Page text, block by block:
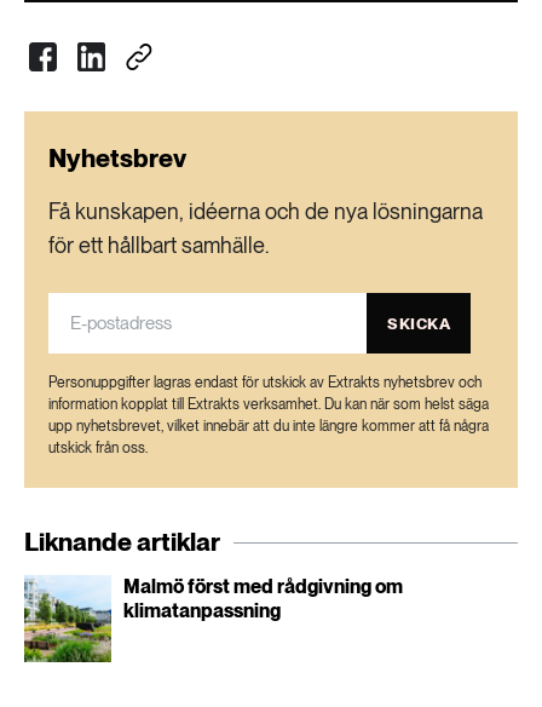
Nyhetsbrev
Få kunskapen, idéerna och de nya lösningarna
för ett hållbart samhälle.
SKICKA
Personuppgifter lagras endast för utskick av Extrakts nyhetsbrev och
information kopplat till Extrakts verksamhet. Du kan när som helst säga
upp nyhetsbrevet, vilket innebär att du inte längre kommer att få några
utskick från oss.
Liknande artiklar
Malmö först med rådgivning om
klimatanpassning